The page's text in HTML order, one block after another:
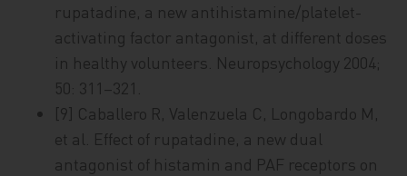
rupatadine, a new antihistamine/platelet-
activating factor antagonist, at different doses
in healthy volunteers. Neuropsychology 2004;
50: 311–321.
[9] Caballero R, Valenzuela C, Longobardo M,
et al. Effect of rupatadine, a new dual
antagonist of histamin and PAF receptors on